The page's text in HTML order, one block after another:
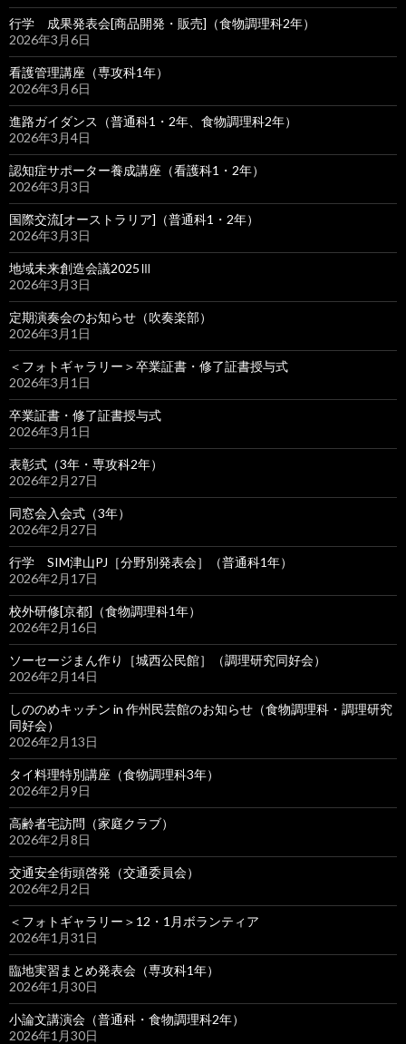
行学 成果発表会[商品開発・販売]（食物調理科2年）
2026年3月6日
看護管理講座（専攻科1年）
2026年3月6日
進路ガイダンス（普通科1・2年、食物調理科2年）
2026年3月4日
認知症サポーター養成講座（看護科1・2年）
2026年3月3日
国際交流[オーストラリア]（普通科1・2年）
2026年3月3日
地域未来創造会議2025Ⅲ
2026年3月3日
定期演奏会のお知らせ（吹奏楽部）
2026年3月1日
＜フォトギャラリー＞卒業証書・修了証書授与式
2026年3月1日
卒業証書・修了証書授与式
2026年3月1日
表彰式（3年・専攻科2年）
2026年2月27日
同窓会入会式（3年）
2026年2月27日
行学 SIM津山PJ［分野別発表会］（普通科1年）
2026年2月17日
校外研修[京都]（食物調理科1年）
2026年2月16日
ソーセージまん作り［城西公民館］（調理研究同好会）
2026年2月14日
しののめキッチン in 作州民芸館のお知らせ（食物調理科・調理研究
同好会）
2026年2月13日
タイ料理特別講座（食物調理科3年）
2026年2月9日
高齢者宅訪問（家庭クラブ）
2026年2月8日
交通安全街頭啓発（交通委員会）
2026年2月2日
＜フォトギャラリー＞12・1月ボランティア
2026年1月31日
臨地実習まとめ発表会（専攻科1年）
2026年1月30日
小論文講演会（普通科・食物調理科2年）
2026年1月30日